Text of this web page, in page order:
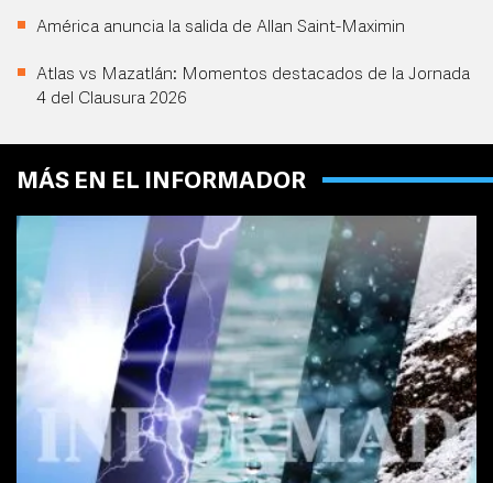
América anuncia la salida de Allan Saint-Maximin
Atlas vs Mazatlán: Momentos destacados de la Jornada
4 del Clausura 2026
MÁS EN EL INFORMADOR